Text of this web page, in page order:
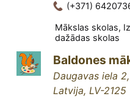
(+371)
Mākslas skolas,
dažādas skolas
Baldones
Daugavas iela
Latvija, LV-2125